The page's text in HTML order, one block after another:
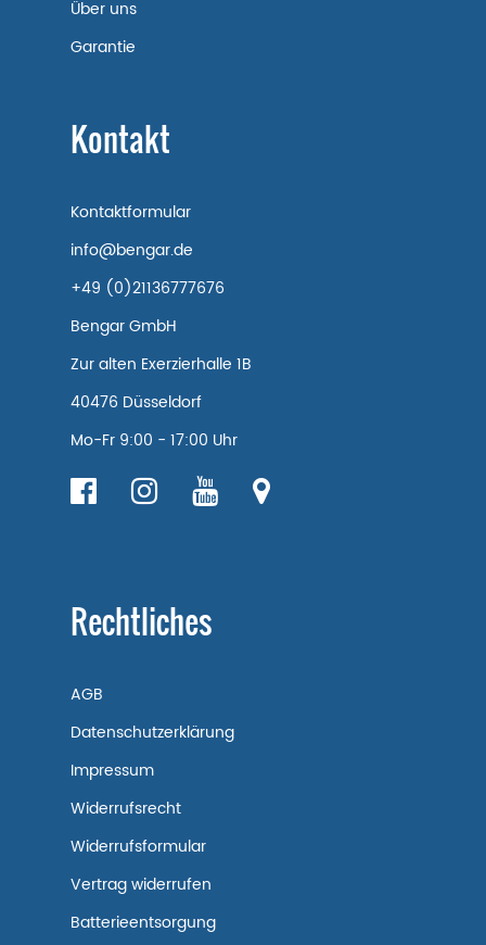
Über uns
Garantie
Kontakt
Kontaktformular
info@bengar.de
+49 (0)21136777676
Bengar GmbH
Zur alten Exerzierhalle 1B
40476 Düsseldorf
Mo-Fr 9:00 - 17:00 Uhr
Rechtliches
AGB
Datenschutzerklärung
Impressum
Widerrufsrecht
Widerrufsformular
Vertrag widerrufen
Batterieentsorgung